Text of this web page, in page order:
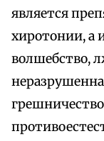
является
хиротонии, а
волшебство,